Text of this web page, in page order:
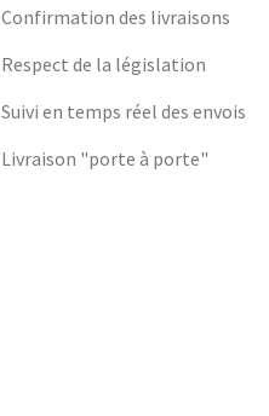
Confirmation des livraisons
Respect de la législation
Suivi en temps réel des envois
Livraison "porte à porte"